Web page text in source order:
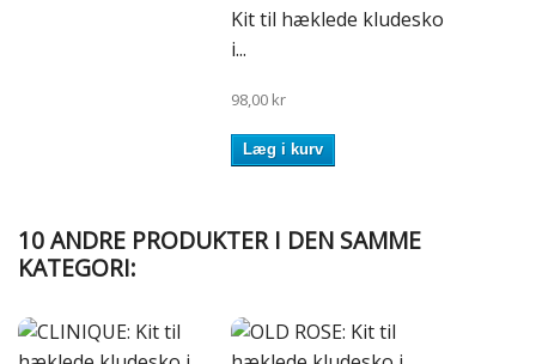
Kit til hæklede kludesko
i...
98,00 kr
Læg i kurv
10 ANDRE PRODUKTER I DEN SAMME
KATEGORI: